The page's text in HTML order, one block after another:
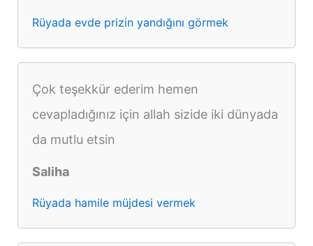
Rüyada evde prizin yandığını görmek
Çok teşekkür ederim hemen
cevapladığınız için allah sizide iki dünyada
da mutlu etsin
Saliha
Rüyada hamile müjdesi vermek